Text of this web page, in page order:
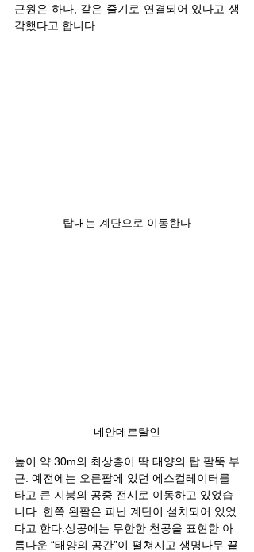
근원은 하나, 같은 줄기로 연결되어 있다고 생
각했다고 합니다.
탑내는 계단으로 이동한다
네안데르탈인
높이 약 30m의 최상층이 딱 태양의 탑 팔뚝 부
근. 예전에는 오른팔에 있던 에스컬레이터를
타고 큰 지붕의 공중 전시로 이동하고 있었습
니다. 한쪽 왼팔은 피난 계단이 설치되어 있었
다고 한다.상공에는 무한한 천공을 표현한 아
름다운 “태양의 공간”이 펼쳐지고 생명나무 끝